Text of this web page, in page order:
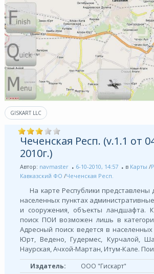
GISKART LLC
Чеченская Респ. (v.1.1 от
2010г.)
Автор: navmaster 6-10-2010, 14:57 в Карты /
Кавказский ФО /Чеченская Респ.
На карте Республики представлены
населенных пунктах
и сооружения, объекты ландшафта.
поиск ПОИ возможен лишь в
Адресный поиск ведется в
Юрт, Ведено, Гудермес, Курчалой,
Наурская, Ачхой-Мартан, Итум-Кале.
Издатель:
ООО "Гискарт"